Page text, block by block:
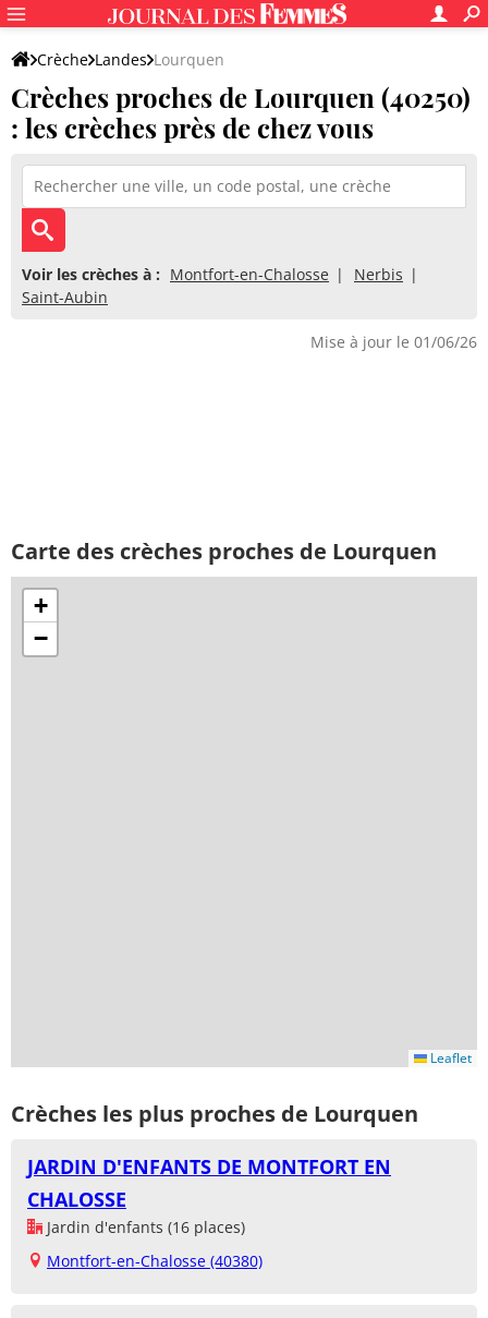
Crèche Landes Lourquen
Crèches proches de Lourquen (40250)
: les crèches près de chez vous
Voir les crèches à : Montfort-en-Chalosse
Nerbis
Saint-Aubin
Mise à jour le 01/06/26
Carte des crèches proches de Lourquen
+
−
Leaflet
Crèches les plus proches de Lourquen
JARDIN D'ENFANTS DE MONTFORT EN
CHALOSSE
Jardin d'enfants (16 places)
Montfort-en-Chalosse (40380)